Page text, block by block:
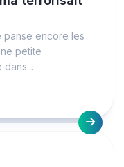
panse encore les
petite
dans...